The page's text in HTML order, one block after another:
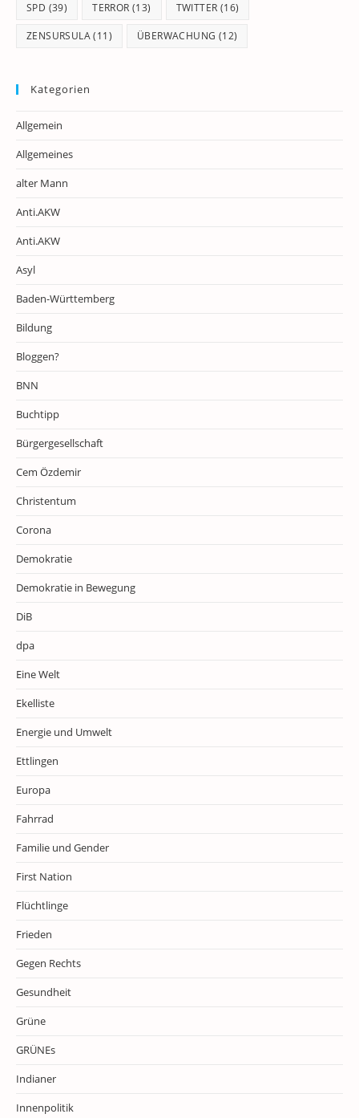
SPD (39) TERROR (13) TWITTER (16)
ZENSURSULA(11) ÜBERWACHUNG (12)
Kategorien
Allgemein
Allgemeines
alter Mann
Anti.AKW
Anti.AKW
Asyl
Baden-Württemberg
Bildung
Bloggen?
BNN
Buchtipp
Bürgergesellschaft
Cem Özdemir
Christentum
Corona
Demokratie
Demokratie in Bewegung
DiB
dpa
Eine Welt
Ekelliste
Energie und Umwelt
Ettlingen
Europa
Fahrrad
Familie und Gender
First Nation
Flüchtlinge
Frieden
Gegen Rechts
Gesundheit
Grüne
GRÜNEs
Indianer
Innenpolitik